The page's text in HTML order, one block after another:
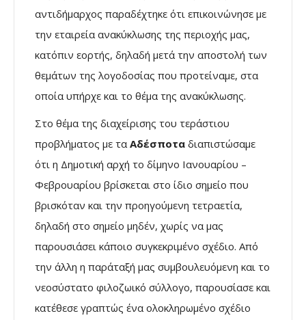
αντιδήμαρχος παραδέχτηκε ότι επικοινώνησε με
την εταιρεία ανακύκλωσης της περιοχής μας,
κατόπιν εορτής, δηλαδή μετά την αποστολή των
θεμάτων της λογοδοσίας που προτείναμε, στα
οποία υπήρχε και το θέμα της ανακύκλωσης.
Στο θέμα της διαχείρισης του τεράστιου
προβλήματος με τα Αδέσποτα διαπιστώσαμε
ότι η Δημοτική αρχή το δίμηνο Ιανουαρίου –
Φεβρουαρίου βρίσκεται στο ίδιο σημείο που
βρισκόταν και την προηγούμενη τετραετία,
δηλαδή στο σημείο μηδέν, χωρίς να μας
παρουσιάσει κάποιο συγκεκριμένο σχέδιο. Από
την άλλη η παράταξή μας συμβουλευόμενη και το
νεοσύστατο φιλοζωικό σύλλογο, παρουσίασε και
κατέθεσε γραπτώς ένα ολοκληρωμένο σχέδιο